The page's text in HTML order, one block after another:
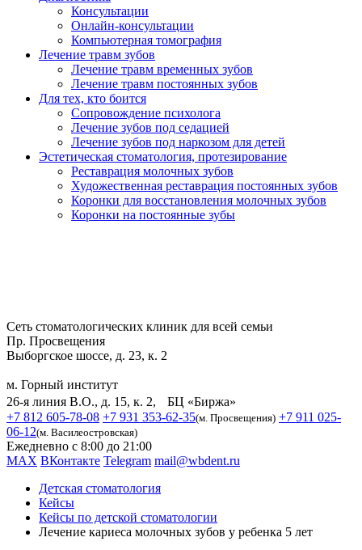
Консультации
Онлайн-консультации
Компьютерная томография
Лечение травм зубов
Лечение травм временных зубов
Лечение травм постоянных зубов
Для тех, кто боится
Сопровождение психолога
Лечение зубов под седацией
Лечение зубов под наркозом для детей
Эстетическая стоматология, протезирование
Реставрация молочных зубов
Художественная реставрация постоянных зубов
Коронки для восстановления молочных зубов
Коронки на постоянные зубы
Сеть стоматологических клиник для всей семьи
Пр. Просвещения
Выборгское шоссе, д. 23, к. 2
м. Горный институт
26-я линия В.О., д. 15, к. 2, БЦ «Биржа»
+7 812 605-78-08 +7 931 353-62-35(м. Просвещения) +7 911 025-
06-12(м. Василеостровская)
Ежедневно с 8:00 до 21:00
MAX ВКонтакте Telegram mail@wbdent.ru
Детская стоматология
Кейсы
Кейсы по детской стоматологии
Лечение кариеса молочных зубов у ребенка 5 лет